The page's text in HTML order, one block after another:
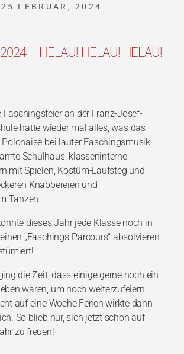
25 FEBRUAR, 2024
– HELAU! HELAU! HELAU!
Faschingsfeier an der Franz-Josef-
hatte wieder mal alles, was das
Polonaise bei lauter Faschingsmusik
Schulhaus, klasseninterne
mit Spielen, Kostüm-Laufsteg und
Knabbereien und
Tanzen.
diesesJahr jede Klasse noch in
„Faschings-Parcours“ absolvieren
die Zeit, dass einigegerne noch ein
wären, um noch weiterzufeiern.
auf eine Woche Ferien wirkte dann
So blieb nur, sich jetzt schon auf
zu freuen!